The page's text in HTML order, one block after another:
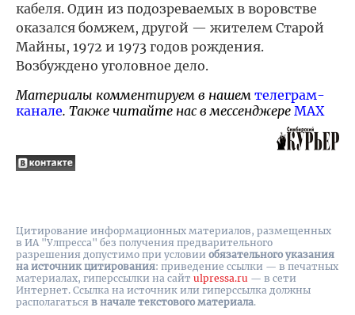
кабеля. Один из подозреваемых в воровстве
оказался бомжем, другой — жителем Старой
Майны, 1972 и 1973 годов рождения.
Возбуждено уголовное дело.
Материалы комментируем в нашем телеграм-
канале. Также читайте нас в мессенджере MAX
Цитирование информационных материалов, размещенных
в ИА "Улпресса" без получения предварительного
разрешения допустимо при условии обязательного указания
на источник цитирования: приведение ссылки — в печатных
материалах, гиперссылки на cайт ulpressa.ru — в сети
Интернет. Ссылка на источник или гиперссылка должны
располагаться в начале текстового материала.